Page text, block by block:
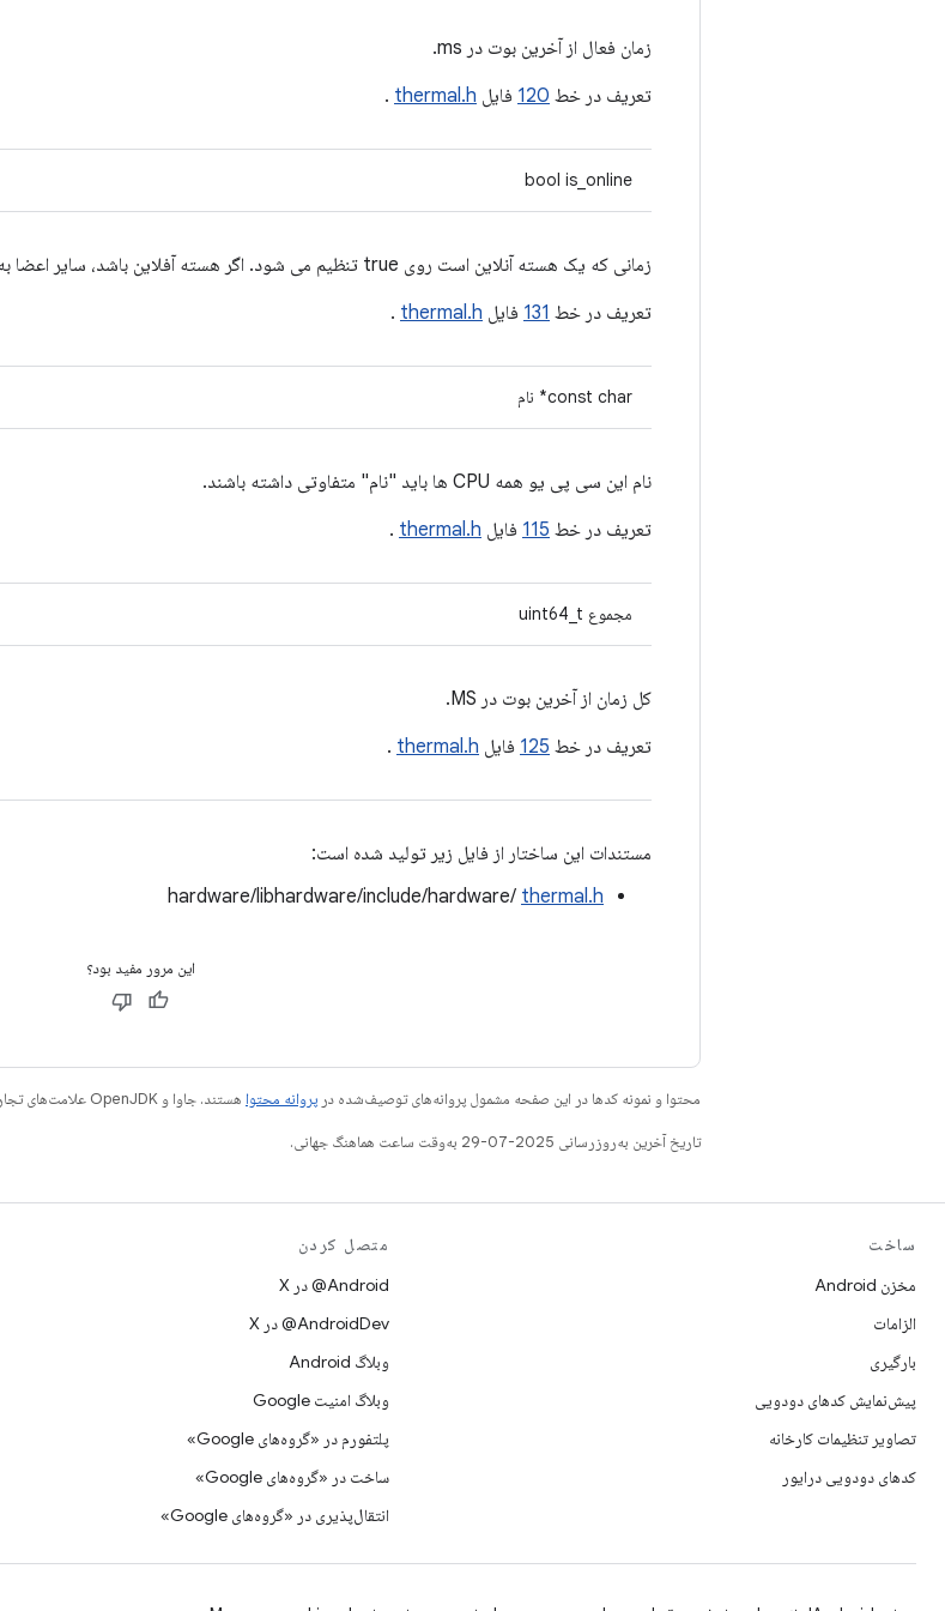
زمان فعال از آخرین بوت در ms.
تعریف در خط 120 فایل thermal.h
.
bool is_online
زمانی که یک هسته آنلاین است روی true تنظیم می شود. اگر هسته آفلاین باشد، سایر اعضا به جز |name| باید نادیده گرفته شود.
تعریف در خط 131 فایل thermal.h
.
const char* نام
نام این سی پی یو همه CPU ها باید "نام" متفاوتی داشته باشند.
تعریف در خط 115 فایل thermal.h
.
مجموع uint64_t
کل زمان از آخرین بوت در MS.
تعریف در خط 125 فایل thermal.h
.
مستندات این ساختار از فایل زیر تولید شده است:
hardware/libhardware/include/hardware/ thermal.h
این مرور مفید بود؟
محتوا و نمونه کدها در این صفحه مشمول پروانه‌های توصیف‌شده در پروانه محتوا هستند. جاوا و OpenJDK علامت‌های تجاری یا علامت‌های تجاری ثبت‌شده Oracle و/یا وابسته‌های آن هستند.
تاریخ آخرین به‌روزرسانی 2025-07-29 به‌وقت ساعت هماهنگ جهانی.
ساخت
مخزن Android
الزامات
بارگیری
پیش‌نمایش کدهای دودویی
تصاویر تنظیمات کارخانه
کدهای دودویی درایور
متصل کردن
‫‎@Android در X
‫‎@AndroidDev در X
وبلاگ Android
وبلاگ امنیت Google
پلتفورم در «گروه‌های Google»
ساخت در «گروه‌های Google»
انتقال‌پذیری در «گروه‌های Google»